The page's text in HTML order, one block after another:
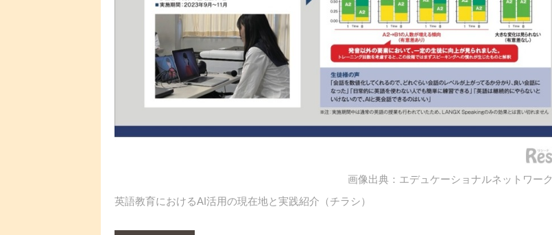
画像出典：エデュケーショナルネットワーク
英語教育におけるAI活用の現在地と実践紹介（チラシ）